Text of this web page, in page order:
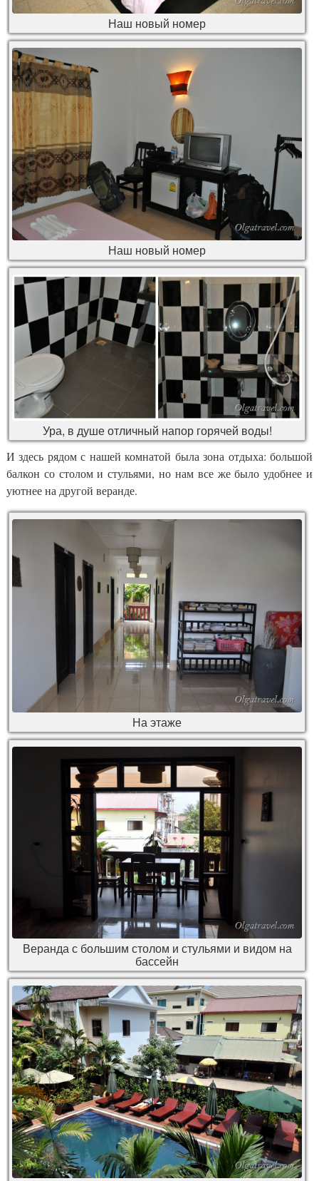
Наш новый номер
Наш новый номер
Ура, в душе отличный напор горячей воды!
И здесь рядом с нашей комнатой была зона отдыха: большой
балкон со столом и стульями, но нам все же было удобнее и
уютнее на другой веранде.
На этаже
Веранда с большим столом и стульями и видом на
бассейн